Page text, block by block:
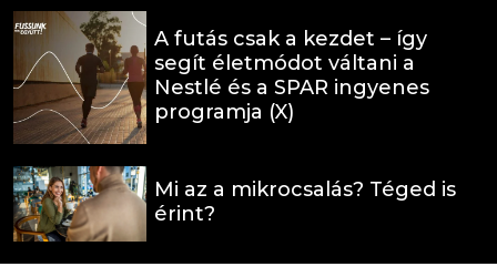
A futás csak a kezdet – így
segít életmódot váltani a
Nestlé és a SPAR ingyenes
programja (X)
Mi az a mikrocsalás? Téged is
érint?